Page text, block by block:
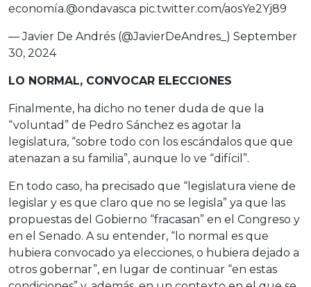
economía.@ondavasca pic.twitter.com/aosYe2Yj89
— Javier De Andrés (@JavierDeAndres_) September
30, 2024
LO NORMAL, CONVOCAR ELECCIONES
Finalmente, ha dicho no tener duda de que la
“voluntad” de Pedro Sánchez es agotar la
legislatura, “sobre todo con los escándalos que que
atenazan a su familia”, aunque lo ve “difícil”.
En todo caso, ha precisado que “legislatura viene de
legislar y es que claro que no se legisla” ya que las
propuestas del Gobierno “fracasan” en el Congreso y
en el Senado. A su entender, “lo normal es que
hubiera convocado ya elecciones, o hubiera dejado a
otros gobernar”, en lugar de continuar “en estas